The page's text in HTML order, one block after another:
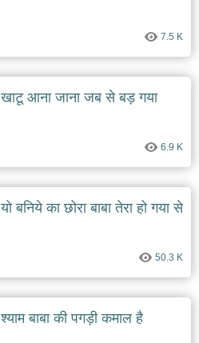
7.5 K
खाटू आना जाना जब से बड़ गया
6.9 K
यो बनिये का छोरा बाबा तेरा हो गया से
50.3 K
श्याम बाबा की पगड़ी कमाल है